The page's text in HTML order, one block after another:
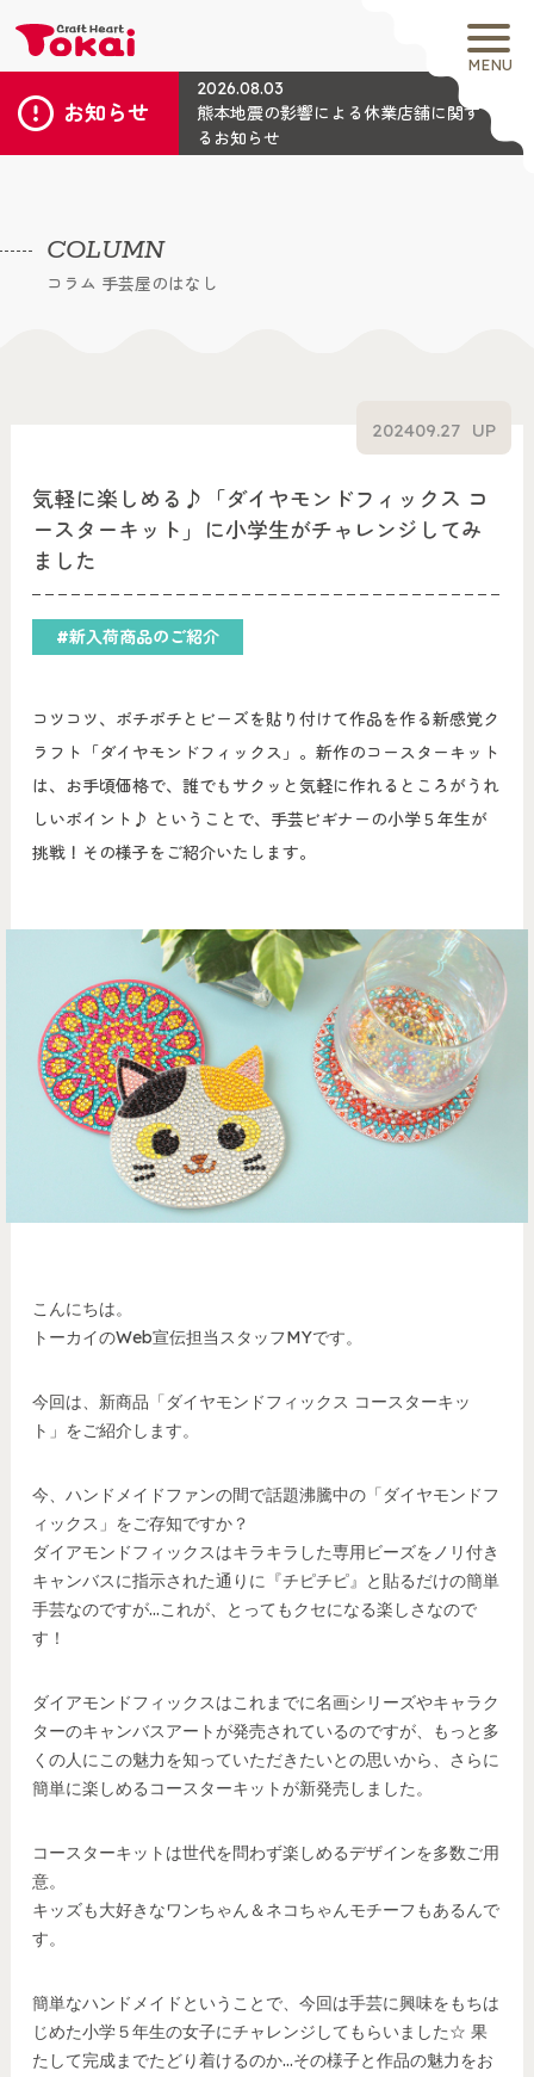
MENU
お知らせ
2026.08.03
熊本地震の影響による休業店舗に関す
るお知らせ
COLUMN
コラム 手芸屋のはなし
気軽に楽しめる♪「ダイヤモンドフィックス コ
ースターキット」に小学生がチャレンジしてみ
ました
#新入荷商品のご紹介
202409.27 UP
コツコツ、ポチポチとビーズを貼り付けて作品を作る新感覚ク
ラフト「ダイヤモンドフィックス」。新作のコースターキット
は、お手頃価格で、誰でもサクッと気軽に作れるところがうれ
しいポイント♪ ということで、手芸ビギナーの小学５年生が
挑戦！その様子をご紹介いたします。
こんにちは。
トーカイのWeb宣伝担当スタッフMYです。
今回は、新商品「ダイヤモンドフィックス コースターキッ
ト」をご紹介します。
今、ハンドメイドファンの間で話題沸騰中の「ダイヤモンドフ
ィックス」をご存知ですか？
ダイアモンドフィックスはキラキラした専用ビーズをノリ付き
キャンバスに指示された通りに『チピチピ』と貼るだけの簡単
手芸なのですが…これが、とってもクセになる楽しさなので
す！
ダイアモンドフィックスはこれまでに名画シリーズやキャラク
ターのキャンバスアートが発売されているのですが、もっと多
くの人にこの魅力を知っていただきたいとの思いから、さらに
簡単に楽しめるコースターキットが新発売しました。
コースターキットは世代を問わず楽しめるデザインを多数ご用
意。
キッズも大好きなワンちゃん＆ネコちゃんモチーフもあるんで
す。
簡単なハンドメイドということで、今回は手芸に興味をもちは
じめた小学５年生の女子にチャレンジしてもらいました☆ 果
たして完成までたどり着けるのか…その様子と作品の魅力をお